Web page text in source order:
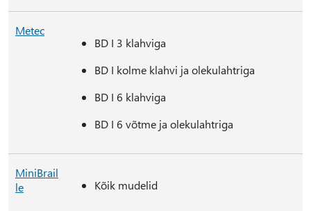
Metec
BD I 3 klahviga
BD I kolme klahvi ja olekulahtriga
BD I 6 klahviga
BD I 6 võtme ja olekulahtriga
MiniBrail
le
Kõik mudelid